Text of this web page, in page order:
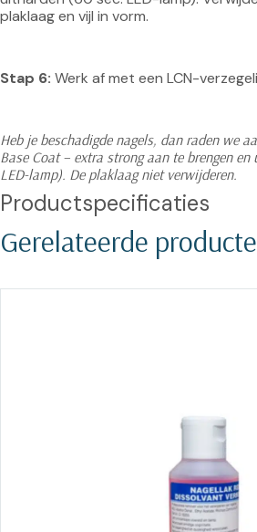
plaklaag en vijl in vorm.
Stap 6: Werk af met een LCN-
Heb je beschadigde nagels, dan raden we
Base Coat – extra strong aan te brengen
LED-lamp). De plaklaag niet verwijderen.
Productspecificaties
Gerelateerde